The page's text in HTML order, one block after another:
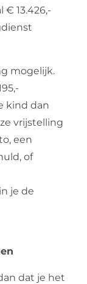
13.426,-
mogelijk.
kind dan
vrijstelling
een
of
je de
dat je het